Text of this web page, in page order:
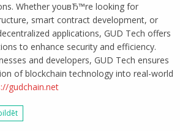
Whether youвЂ™re looking for
smart contract development, or
applications, GUD Tech offers
to enhance security and efficiency.
and developers, GUD Tech ensures
of blockchain technology into real-world
gudchain.net